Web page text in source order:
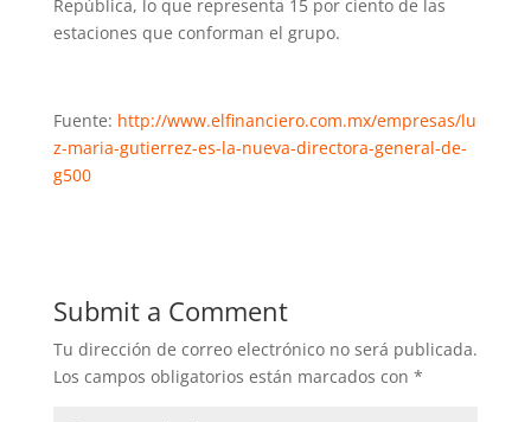
República, lo que representa 15 por ciento de las
estaciones que conforman el grupo.
Fuente: http://www.elfinanciero.com.mx/empresas/lu
z-maria-gutierrez-es-la-nueva-directora-general-de-
g500
Submit a Comment
Tu dirección de correo electrónico no será publicada.
Los campos obligatorios están marcados con *